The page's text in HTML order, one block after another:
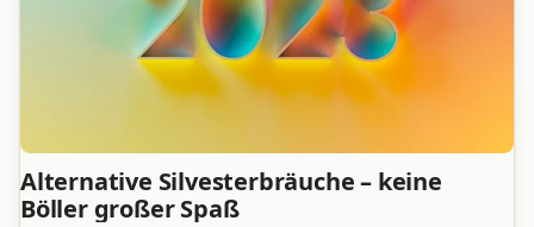
Alternative Silvesterbräuche – keine
Böller großer Spaß